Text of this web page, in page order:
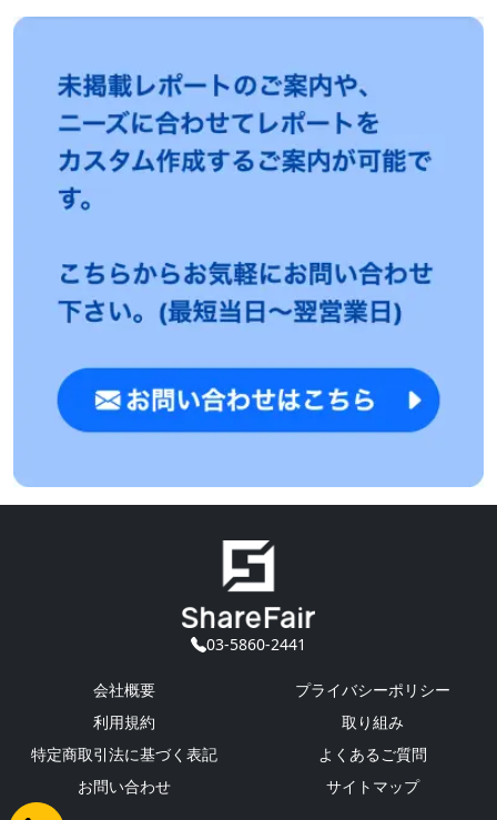
03-5860-2441
会社概要
プライバシーポリシー
利用規約
取り組み
特定商取引法に基づく表記
よくあるご質問
お問い合わせ
サイトマップ